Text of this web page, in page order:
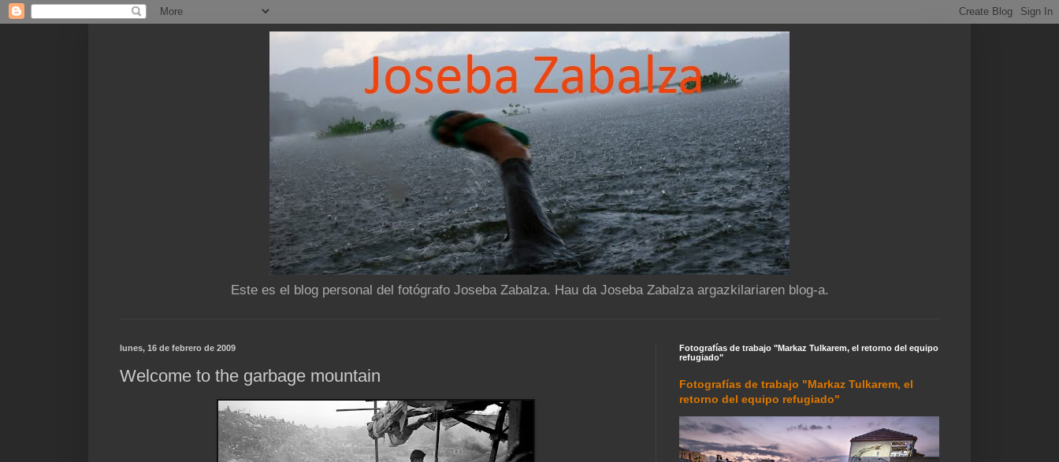
Este es el blog personal del fotógrafo Joseba Zabalza. Hau da Joseba Zabalza argazkilariaren blog-a.
lunes, 16 de febrero de 2009
Welcome to the garbage mountain
Fotografías de trabajo "Markaz Tulkarem, el retorno del equipo
refugiado"
Fotografías de trabajo "Markaz Tulkarem, el
retorno del equipo refugiado"